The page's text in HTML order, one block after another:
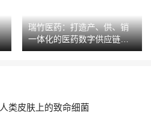
瑞竹医药：打造产、供、销
一体化的医药数字供应链平
台
类皮肤上的致命细菌